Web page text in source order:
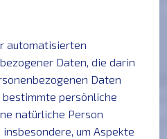
automatisierten
Daten, die darin
Daten
persönliche
natürliche Person
um Aspekte